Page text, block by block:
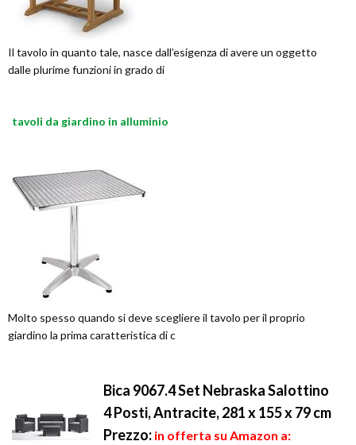
Il tavolo in quanto tale, nasce dall’esigenza di avere un oggetto
dalle plurime funzioni in grado di
tavoli da giardino in alluminio
Molto spesso quando si deve scegliere il tavolo per il proprio
giardino la prima caratteristica di c
Bica 9067.4 Set Nebraska Salottino
4 Posti, Antracite, 281 x 155 x 79 cm
Prezzo: in offerta su Amazon a: